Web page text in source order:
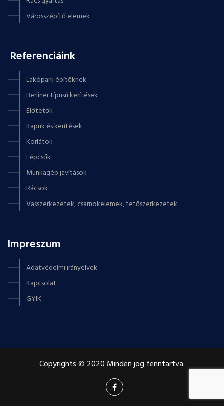
Városszépítő elemek
Referenciáink
Lakópark építőknek
Berliner típusú kerítések
Előtetők
Kapuk és kerítések
Korlátok
Lépcsők
Munkagép javítások
Rácsok
Vasszerkezetek, csarnokelemek, tetőszerkezetek
Impreszum
Adatvédelmi irányelvek
Kapcsolat
GYIK
Copyrights © 2020 Minden jog fenntartva.